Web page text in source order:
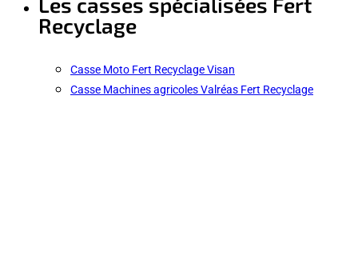
Recyclage
Casse Moto Fert Recyclage Visan
Casse Machines agricoles Valréas Fert Recyclage